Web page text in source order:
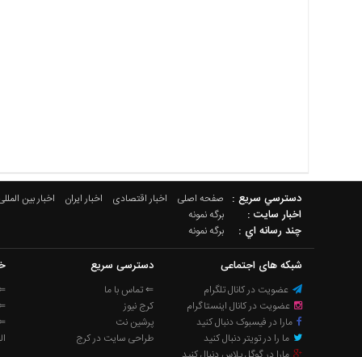
دسترسي سريع : صفحه اصلی اخبار اقتصادی اخبار ایران اخبار بین
اخبار سایت : برگه نمونه
چند رسانه اي : برگه نمونه
شبکه های اجتماعی
عضویت در کانال تلگرام
عضویت در کانال اینستاگرام
مارا در فیسبوک دنبال کنید
ما را در تویتر دنبال کنید
دسترسی سریع
⇐ تماس با ما
کرج نیوز
پرشین نت
طراحی سایت در کرج